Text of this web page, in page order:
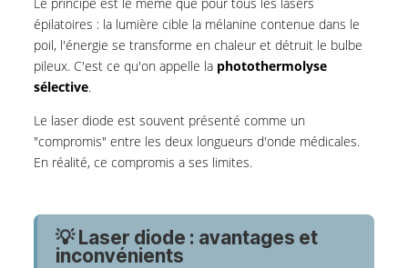
épilatoires : la lumière cible la mélanine contenue dans le
poil, l'énergie se transforme en chaleur et détruit le bulbe
pileux. C'est ce qu'on appelle la photothermolyse
sélective.
Le laser diode est souvent présenté comme un
"compromis" entre les deux longueurs d'onde médicales.
En réalité, ce compromis a ses limites.
💡 Laser diode : avantages et
inconvénients